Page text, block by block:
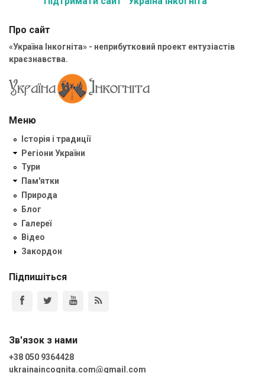
Про сайт
«Україна Інкогніта» - неприбутковий проект ентузіастів
краєзнавства.
Меню
Історія і традиції
Регіони України
Тури
Пам'ятки
Природа
Блог
Галереї
Відео
Закордон
Підпишіться
Зв'язок з нами
+38 050 9364428
ukrainaincognita.com@gmail.com